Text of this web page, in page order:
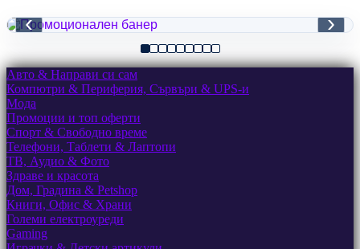
‹ ›
Авто & Направи си сам
Компютри & Периферия, Сървъри & UPS-и
Мода
Промоции и топ оферти
Спорт & Свободно време
Телефони, Таблети & Лаптопи
ТВ, Аудио & Фото
Здраве и красота
Дом, Градина & Petshop
Книги, Офис & Храни
Големи електроуреди
Gaming